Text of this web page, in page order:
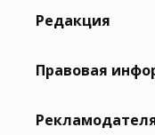
Редакция
Правовая